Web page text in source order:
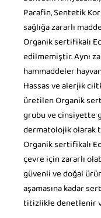
Parafin, Sentetik
sağlığa zararlı
Organik sertifikalı
edilmemiştir. Aynı
hammaddeler
Hassas ve alerjik
üretilen Organik
grubu ve cinsiyette
dermatolojik olarak
Organik sertifikalı
çevre için zararlı
güvenli ve doğal
aşamasına kadar
titizlikle denetlenir